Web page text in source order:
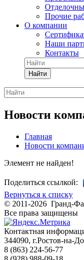
Прочие
О компании
Наши
Контакты
Найти
Новости
Главная
Новости
Элемент не найден!
Поделиться ссылкой:
Вернуться к списку
© 2011-2026 Гранд-
Все права защищены
Контактная
344090, г.Ростов-на-
8 (863) 224-56-77